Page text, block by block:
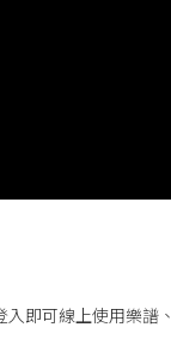
入即可線上使用樂譜